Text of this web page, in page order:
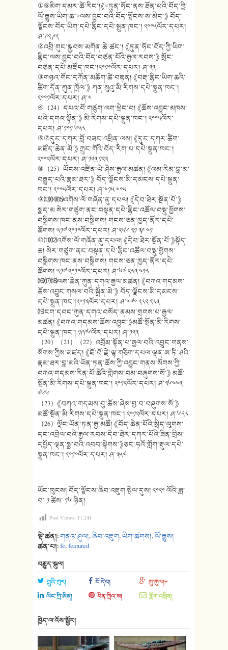
①⑥མིག་དམར་ཚེ་རིང་།《<ཏུན་ཧོང་ནས་ཐོན་པའི་བོད་ཀྱི་
ལོ་རྒྱུས་ཡིག་ཆ་>ལས་བྱུང་བའི་བོད་ལྗོངས་ས་མིང་》 བོད་
ལྗོངས་བོད་ཡིག་དཔེ་རྙིང་དཔེ་སྐྲུན་ཁང་། ༢༠༠༥ལོར་དཔར།
ཤ་༩༢ ༩༢
②འབྲི་གུང་སྐྱབས་མགོན་ཆེ་ཚང་། 《ཏུན་ཧོང་བོད་ཀྱི་ཡིག་
རྙིང་ལས་བྱུང་བའི་བོད་བཙན་པོའི་རྒྱལ་རབས་》 སྲོང་
བཙན་དཔེ་མཛོད་ཁང་།༢༠༡༠ལོར་དཔར། ཤ་༣༣
③གཉའ་གོང་དཀོན་མཆོག་ཚེ་བརྟན། 《བརྡ་རྙིང་ཡིག་ཆའི་
ཚིག་དོན་ཀུན་ཁྲོལ་》 ཀན་སུའུ་མི་རིགས་དཔེ་སྐྲུན་ཁང་།
༢༠༠༡ལོར་དཔར། ཤ་༤
④（24）དཔའ་བོ་གཙུག་ལག་ཕྲེང་བ། 《ཆོས་འབྱུང་མཁས་
པའི་དགའ་སྟོན་》 མི་རིགས་དཔེ་སྐྲུན་ཁང་། ༢༠༠༥ལོར་
དཔར། ཤ་༡༠༡ ༦༥༨
⑤⑦དུང་དཀར་བློ་བཟང་འཕྲིན་ལས། 《དུང་དཀར་ཚིག་
མཛོད་ཆེན་མོ་》 ཀྲུང་གོའི་བོད་རིག་པ་དཔེ་སྐྲུན་ཁང་།
༢༠༠༢ལོར་དཔར། ཤ་༡༢༣ ༡༢༣
⑧（25）ཡོངས་འཛིན་ཡེ་ཤེས་རྒྱལ་མཚན། 《ལམ་རིམ་བླ་མ་
བརྒྱུད་པའི་རྣམ་ཐར་》 བོད་ལྗོངས་མི་དམངས་དཔེ་སྐྲུན་
ཁང་། ༢༠༠༥ལོར་དཔར། ཤ་༤༡༥ ༤༠༥
⑨⒀⒁⒂འགོས་ལོ་གཞོན་ནུ་དཔལ། 《དེབ་ཐེར་སྔོན་པོ་》
སྨད་མ སེར་གཙུག་ནང་བསྟན་དཔེ་རྙིང་འཚོལ་བསྡུ་ཕྱོགས་
བསྒྲིགས་ཁང་ནས་བསྒྲིགས། གངས་ཅན་ཁྱད་ནོར་དཔེ་
ཚོགས། ༥༡༧ ༢༠༡༠ལོར་དཔར། ཤ་༢༥༦ ༣༡ ༣༩ ༤༡
⑩⑾⑿འགོས་ལོ་གཞོན་ནུ་དཔལ། 《དེབ་ཐེར་སྔོན་པོ་》སྟོད་
ཆ། སེར་གཙུག་ནང་བསྟན་དཔེ་རྙིང་འཚོལ་བསྡུ་ཕྱོགས་
བསྒྲིགས་ཁང་ནས་བསྒྲིགས། གངས་ཅན་ཁྱད་ནོར་དཔེ་
ཚོགས། ༥༡༧ ༢༠༡༠ལོར་དཔར། ཤ་༦༧ ༢༨༣ ༤༡༨
⒃⒄⒅ལས་ཆེན་ཀུན་དགའ་རྒྱལ་མཚན། 《བཀའ་གདམས་
ཆོས་འབྱུང་གསལ་བའི་སྒྲོན་མེ་》 བོད་ལྗོངས་མི་དམངས་
དཔེ་སྐྲུན་ཁང་།༢༠༡༣ལོར་དཔར། ཤ་༤༧༠ ༢༨༢ ༢༨༣
⒆ངག་དབང་ཀུན་དགའ་བསོད་ནམས་གྲགས་པ་རྒྱལ་
མཚན། 《བཀའ་གདམས་ཆོས་འབྱུང་》མཚོ་སྔོན་མི་རིགས་
དཔེ་སྐྲུན་ཁང་། ༡༩༩༦ལོར་དཔར། ཤ་༡༢༣
（20）（21）（22）འབྲོམ་སྟོན་པ་རྒྱལ་བའི་འབྱུང་གནས་
སོགས་ཀྱིས་མཛད། 《ཇོ་བོ་རྗེ་ལྷ་གཅིག་དཔལ་ལྡན་ཨ་ཏི་ཤའི་
རྣམ་ཐར་བླ་མའི་ཡོན་ཏན་ཆོས་ཀྱི་འབྱུང་གནས་སོགས་ཀྱི་
བཀའ་གདམས་རིན་པོ་ཆེའི་གླེགས་བམ་བཞུགས་སོ་》 མཚོ་
སྔོན་མི་རིགས་དཔེ་སྐྲུན་ཁང་། ༢༠༡༢ལོར་དཔར། ཤ་༣༦༤༤༣
༧༦༦
（23）《བཀའ་གདམས་བུ་ཆོས་ཞེས་བྱ་བ་བཞུགས་སོ་》
མཚོ་སྔོན་མི་རིགས་དཔེ་སྐྲུན་ཁང་། ༢༠༡༢ལོར་དཔར། ཤ་༦༨༨
（26）ལྡོང་ཡོན་ཏན་རྒྱ་མཚོ། 《བོད་ཆེན་པོའི་སྲིད་ལུགས་
དང་འབྲེལ་བའི་རྒྱལ་རབས་དེབ་ཐེར་དཀར་པོའི་ཟིན་བྲིས་
དཔྱོད་ལྡན་སྨྲ་བའི་འབབ་སྟེགས་》ཅང་ཧའོ་གློག་རྡུལ་དཔེ་
སྐྲུན་ཁང་། ༢༠༡༠ལོར་དཔར། ཤ་༣༥༧
ཡོང་ཁུངས། བོད་ལྗོངས་ཞིབ་འཇུག སྤེལ་དུས། ༢༠༢༠ ལོའི་ཟླ་
བ་ ༡ ཚེས་ ༡༦ ཉིན།
Post Views: 11,241
སྡེ་ཚན།:གནའ་ཤུལ།,ཞིབ་འཇུག,ཡིག་ཚགས།,ལོ་རྒྱུས།
ཚན་པ།:fe,featured
བརྒྱུད་སྐུལ།
ཀྲུའི་ཀྲར། ངོ་དེབ།
གུ་ཀུལ།+
ལིང་ཀྲི་ཨིན།
པིན་ཀྲིའ་ས། གློག་འཕྲིན།
ཁྱེད་ལ་འོས་སྦྱོར།